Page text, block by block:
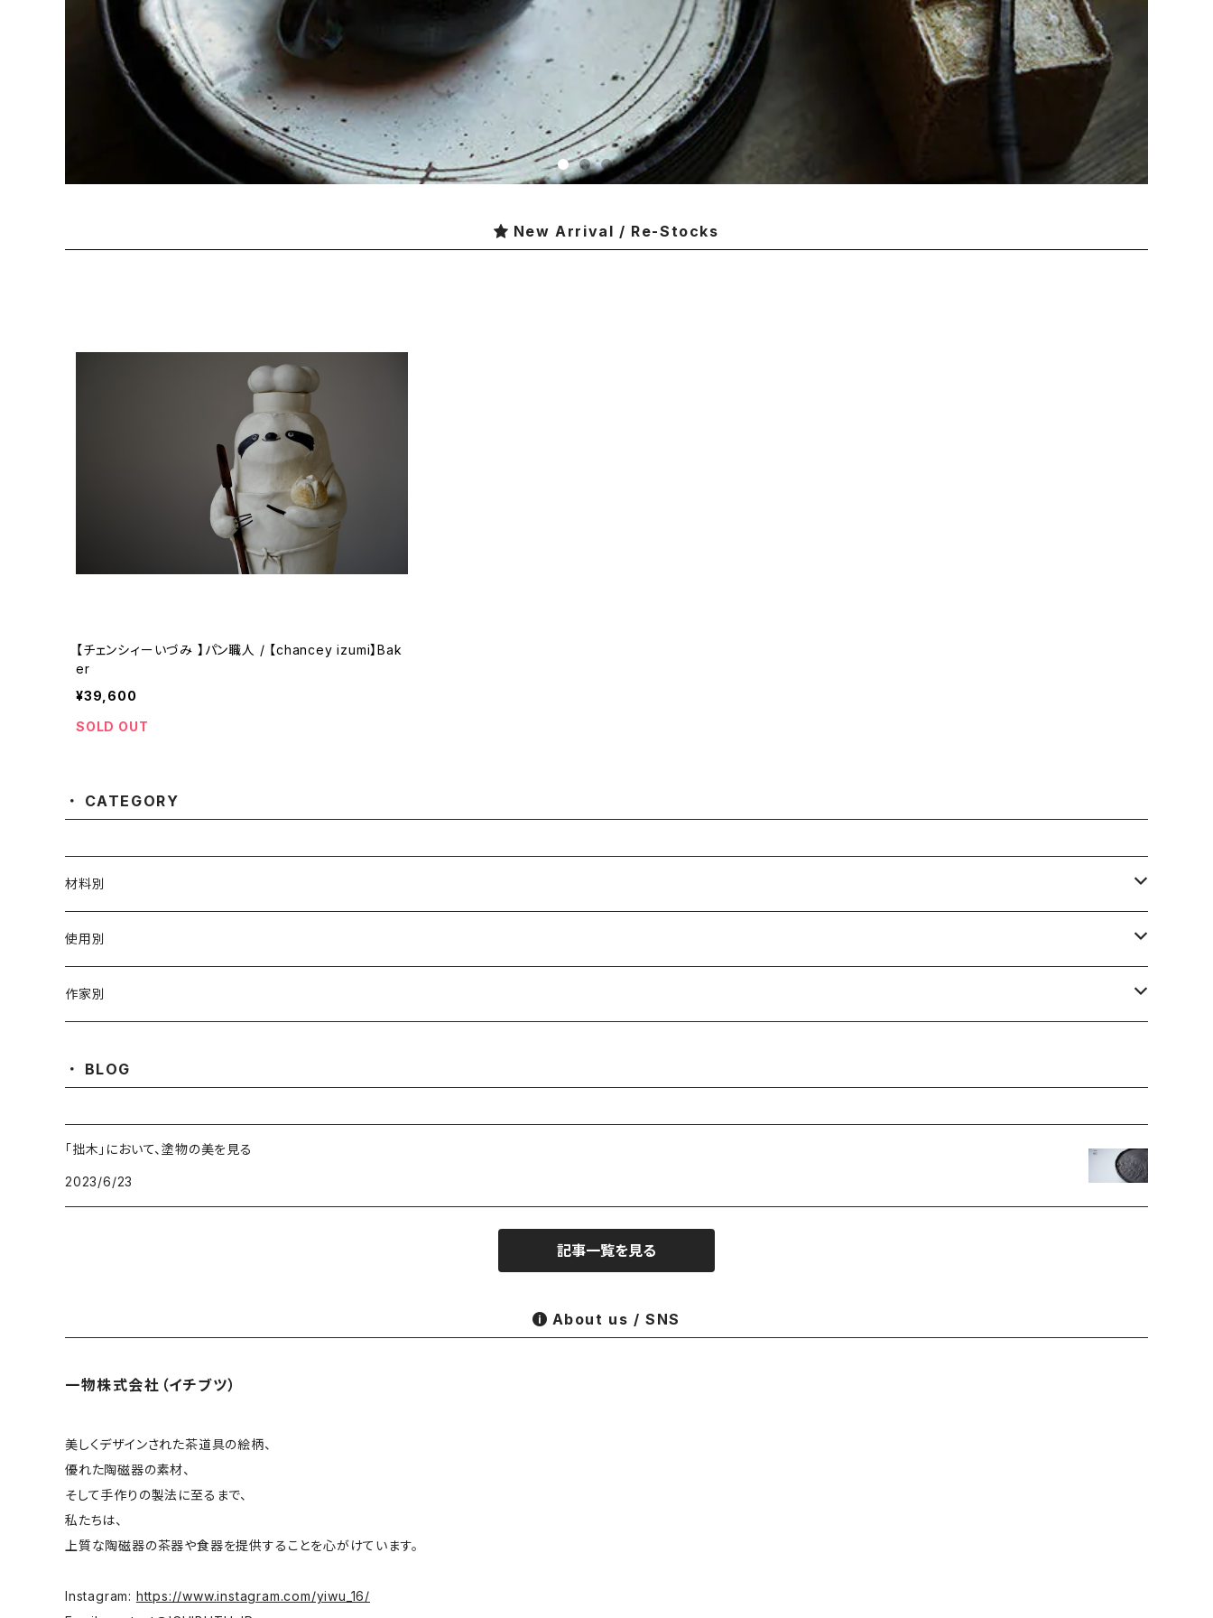
New Arrival / Re-Stocks
【チェンシィーいづみ 】パン職人 / 【chancey izumi】Bak
er
¥39,600
SOLD OUT
CATEGORY
材料別
陶磁器
ガラス
布・絲・植物繊維
使用別
茶壺 急须 土瓶
蓋碗
花器
碗 鉢
台所
コーヒー器具
作家別
相馬佳織
月立窯 中尾心啓
色原昌希
内田好美
大谷桃子
BLOG
「拙木」において、塗物の美を見る
2023/6/23
記事一覧を見る
About us / SNS
一物株式会社（イチブツ）
美しくデザインされた茶道具の絵柄、
優れた陶磁器の素材、
そして手作りの製法に至るまで、
私たちは、
上質な陶磁器の茶器や食器を提供することを心がけています。
Instagram: https://www.instagram.com/yiwu_16/